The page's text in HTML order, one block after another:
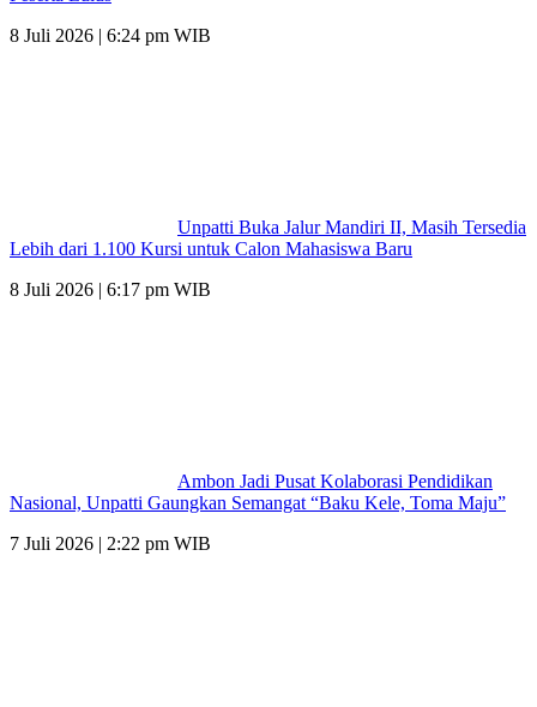
8 Juli 2026 | 6:24 pm WIB
Unpatti Buka Jalur Mandiri II, Masih Tersedia
Lebih dari 1.100 Kursi untuk Calon Mahasiswa Baru
8 Juli 2026 | 6:17 pm WIB
Ambon Jadi Pusat Kolaborasi Pendidikan
Nasional, Unpatti Gaungkan Semangat “Baku Kele, Toma Maju”
7 Juli 2026 | 2:22 pm WIB